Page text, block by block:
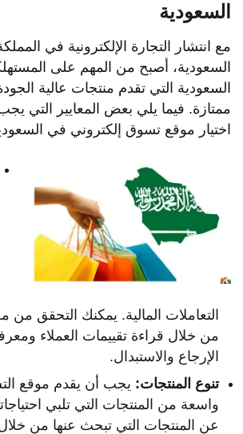
السعودية
مع انتشار التجارة الإلكترونية في
السعودية التي تقدم منتجات عالية
ممتازة. فيما يلي بعض المعايير التي
اختيار موقع تسوق إلكتروني في
التعاملات المالية. يمكنك التحقق من
من خلال قراءة تقييمات العملاء
الإرجاع والاستبدال.
تنوع المنتجات: يجب أن يقدم موقع
واسعة من المنتجات التي تلبي
عن المنتجات التي تبحث عنها من